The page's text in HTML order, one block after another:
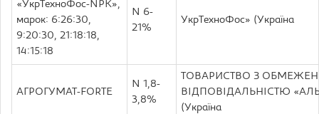
«УкрТехноФос-NPK»,
марок: 6:26:30,
9:20:30, 21:18:18,
14:15:18
N 6-
21%
УкрТехноФос» (Україна
АГРОГУМАТ-FORTE
N 1,8-
3,8%
ТОВАРИСТВО З
ВІДПОВІДАЛЬНІСТЮ
(Україна